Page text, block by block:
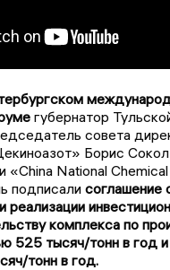
губернатор
совета
Борис Сокол
«China National
подписали соглашение
реализации
комплекса по
525 тысяч/тонн в год
тонн в год.